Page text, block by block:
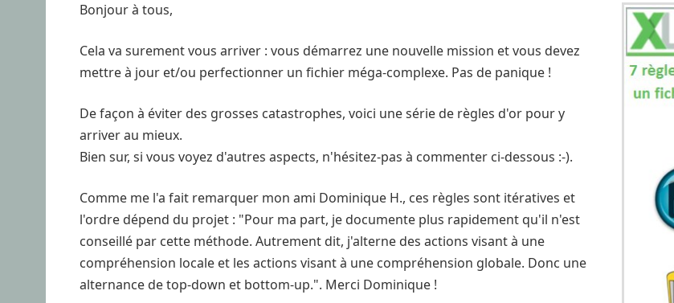
Bonjour à tous,
Cela va surement vous arriver : vous démarrez une nouvelle mission et vous devez
mettre à jour et/ou perfectionner un fichier méga-complexe. Pas de panique !
De façon à éviter des grosses catastrophes, voici une série de règles d'or pour y
arriver au mieux.
Bien sur, si vous voyez d'autres aspects, n'hésitez-pas à commenter ci-dessous :-).
Comme me l'a fait remarquer mon ami Dominique H., ces règles sont itératives et
l'ordre dépend du projet : "Pour ma part, je documente plus rapidement qu'il n'est
conseillé par cette méthode. Autrement dit, j'alterne des actions visant à une
compréhension locale et les actions visant à une compréhension globale. Donc une
alternance de top-down et bottom-up.". Merci Dominique !